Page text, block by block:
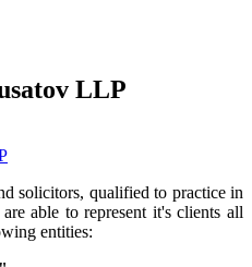
LLP
solicitors, qualified to practice in
able to represent it's clients all
entities: